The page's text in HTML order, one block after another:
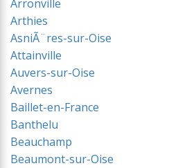
Arronville
Arthies
AsniÃ¨res-sur-Oise
Attainville
Auvers-sur-Oise
Avernes
Baillet-en-France
Banthelu
Beauchamp
Beaumont-sur-Oise